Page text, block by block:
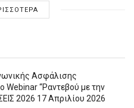
Ασφάλισης
Webinar “Ραντεβού με την
2026 17 Απριλίου 2026